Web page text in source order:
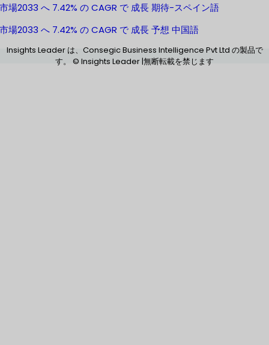
場2033 へ 7.42% の CAGR で 成長 期待-スペイン語
場2033 へ 7.42% の CAGR で 成長 予想 中国語
Insights Leader は、Consegic Business Intelligence Pvt Ltd の製品で
す。 © Insights Leader |無断転載を禁じます